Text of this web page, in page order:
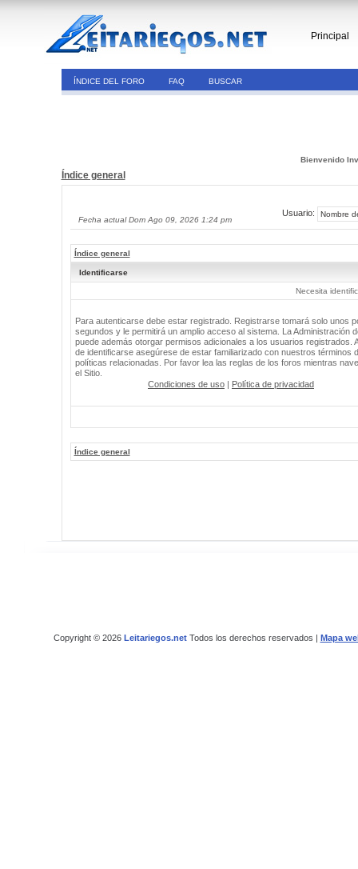
Principal
ÍNDICE DEL FORO FAQ BUSCAR
Bienvenido
Índice general
Fecha actual Dom Ago 09, 2026 1:24 pm
Usuario:
Índice general
Identificarse
Necesita
Para autenticarse debe estar registrado. Registrarse tomará solo unos
segundos y le permitirá un amplio acceso al sistema. La Administración
puede además otorgar permisos adicionales a los usuarios registrados.
de identificarse asegúrese de estar familiarizado con nuestros términos
políticas relacionadas. Por favor lea las reglas de los foros mientras
el Sitio.
Condiciones de uso | Política de privacidad
Índice general
Copyright © 2026 Leitariegos.netTodos los derechos reservados | Mapa